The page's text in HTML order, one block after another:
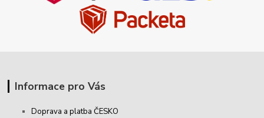
Informace pro Vás
Doprava a platba ČESKO